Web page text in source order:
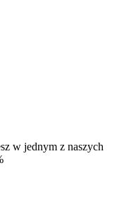
w jednym z naszych